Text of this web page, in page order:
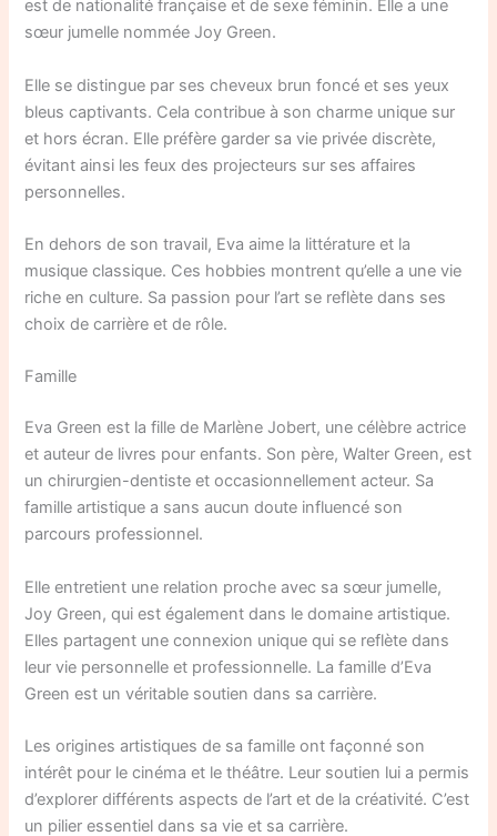
est de nationalité française et de sexe féminin. Elle a une
sœur jumelle nommée Joy Green.
Elle se distingue par ses cheveux brun foncé et ses yeux
bleus captivants. Cela contribue à son charme unique sur
et hors écran. Elle préfère garder sa vie privée discrète,
évitant ainsi les feux des projecteurs sur ses affaires
personnelles.
En dehors de son travail, Eva aime la littérature et la
musique classique. Ces hobbies montrent qu’elle a une vie
riche en culture. Sa passion pour l’art se reflète dans ses
choix de carrière et de rôle.
Famille
Eva Green est la fille de Marlène Jobert, une célèbre actrice
et auteur de livres pour enfants. Son père, Walter Green, est
un chirurgien-dentiste et occasionnellement acteur. Sa
famille artistique a sans aucun doute influencé son
parcours professionnel.
Elle entretient une relation proche avec sa sœur jumelle,
Joy Green, qui est également dans le domaine artistique.
Elles partagent une connexion unique qui se reflète dans
leur vie personnelle et professionnelle. La famille d’Eva
Green est un véritable soutien dans sa carrière.
Les origines artistiques de sa famille ont façonné son
intérêt pour le cinéma et le théâtre. Leur soutien lui a permis
d’explorer différents aspects de l’art et de la créativité. C’est
un pilier essentiel dans sa vie et sa carrière.